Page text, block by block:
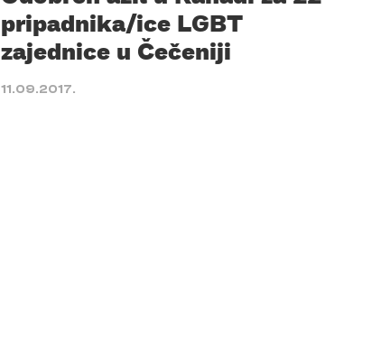
pripadnika/ice LGBT
zajednice u Čečeniji
11.09.2017.